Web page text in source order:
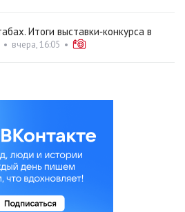
Итоги выставки‑конкурса в
• вчера, 16:05 •